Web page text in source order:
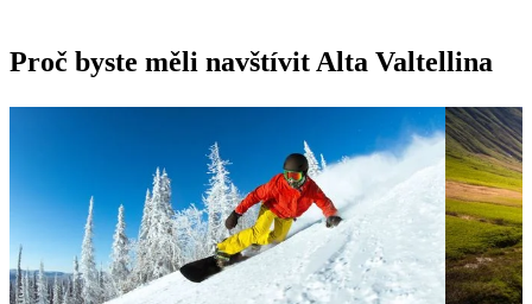
Proč byste měli navštívit Alta Valtellina